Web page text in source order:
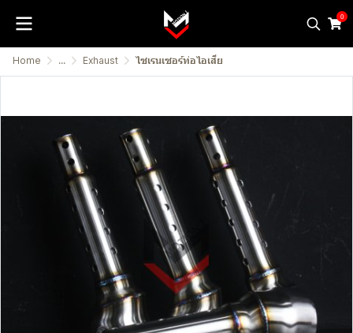
0
Home ... Exhaust ไซเรนเซอร์ท่อไอเสีย